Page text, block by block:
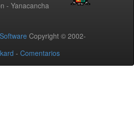
- Yanacancha
Copyright © 2002-
- Comentarios